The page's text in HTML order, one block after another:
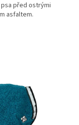
před ostrými
asfaltem.